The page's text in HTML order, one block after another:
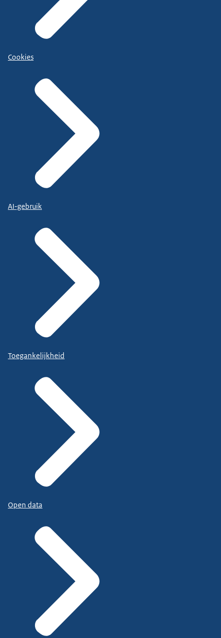
Cookies
AI-gebruik
Toegankelijkheid
Open data